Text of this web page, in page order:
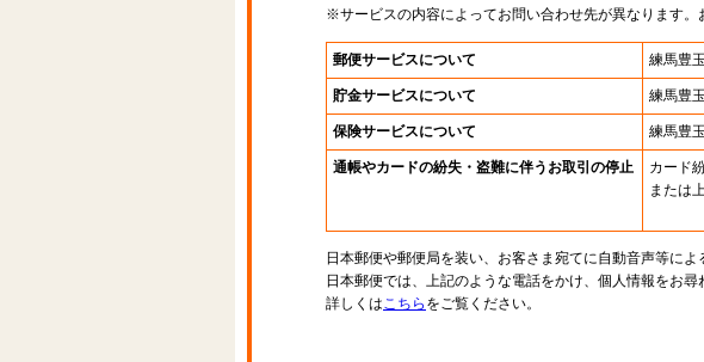
※サービスの内容によってお問い合わせ先が異なります。
郵便サービスについて 練馬豊
貯金サービスについて 練馬豊
保険サービスについて 練馬豊
通帳やカードの紛失・盗難に伴うお取引の停止 カード
または
日本郵便や郵便局を装い、お客さま宛てに自動音声等に
日本郵便では、上記のような電話をかけ、個人情報をお尋
詳しくはこちら をご覧ください。